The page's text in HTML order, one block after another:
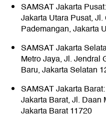
SAMSAT Jakarta
Jakarta Utara Pusat,
Pademangan, Jakarta
SAMSAT Jakarta
Metro Jaya, Jl. Jendral
Baru, Jakarta Selatan
SAMSAT Jakarta
Jakarta Barat, Jl. Daan
Jakarta Barat 11720